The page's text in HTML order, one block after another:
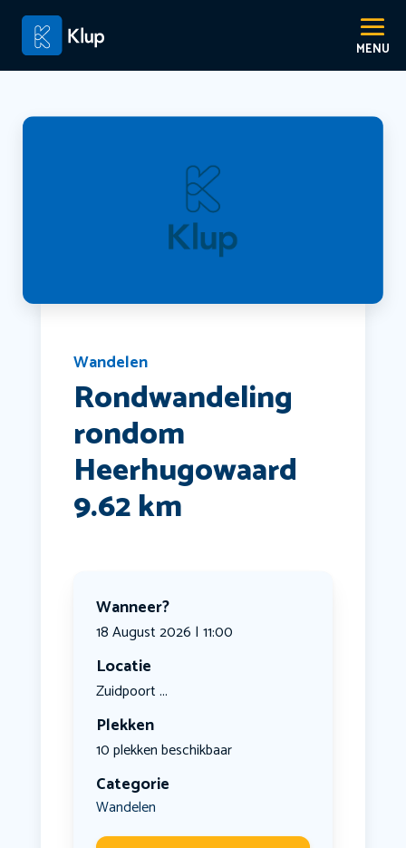
Wandelen
Rondwandeling
rondom
Heerhugowaard
9.62 km
Wanneer?
18 August 2026 | 11:00
Locatie
Zuidpoort ...
Plekken
10 plekken beschikbaar
Categorie
Wandelen